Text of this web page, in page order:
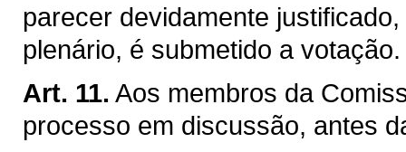
parecer devidamente
plenário, é submetido a votação.
Art. 11. Aos membros da
processo em discussão, antes